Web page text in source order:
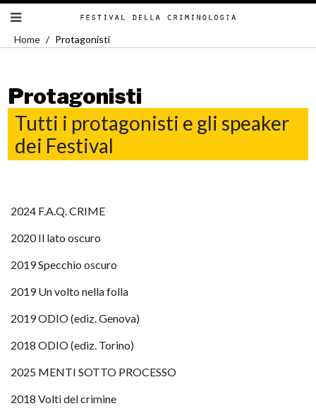
Home Protagonisti
Protagonisti
Tutti i protagonisti e gli speaker
dei Festival
2024 F.A.Q. CRIME
2020 Il lato oscuro
2019 Specchio oscuro
2019 Un volto nella folla
2019 ODIO (ediz. Genova)
2018 ODIO (ediz. Torino)
2025 MENTI SOTTO PROCESSO
2018 Volti del crimine